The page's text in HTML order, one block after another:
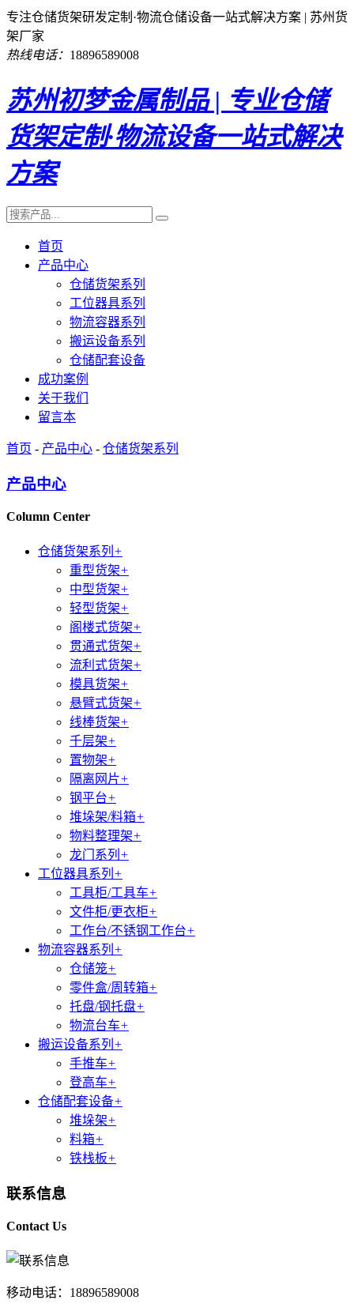
专注仓储货架研发定制·物流仓储设备一站式解决方案 | 苏州货
架厂家
热线电话： 18896589008
苏州初梦金属制品 | 专业仓储
货架定制·物流设备一站式解决
方案
首页
产品中心
仓储货架系列
工位器具系列
物流容器系列
搬运设备系列
仓储配套设备
成功案例
关于我们
留言本
首页 - 产品中心 - 仓储货架系列
产品中心
Column Center
仓储货架系列 +
重型货架+
中型货架+
轻型货架+
阁楼式货架+
贯通式货架+
流利式货架+
模具货架+
悬臂式货架+
线棒货架+
千层架+
置物架+
隔离网片+
钢平台+
堆垛架/料箱+
物料整理架+
龙门系列 +
工位器具系列 +
工具柜/工具车+
文件柜/更衣柜+
工作台/不锈钢工作台+
物流容器系列 +
仓储笼+
零件盒/周转箱+
托盘/钢托盘+
物流台车+
搬运设备系列 +
手推车+
登高车+
仓储配套设备+
堆垛架+
料箱+
铁栈板+
联系信息
Contact Us
移动电话：18896589008